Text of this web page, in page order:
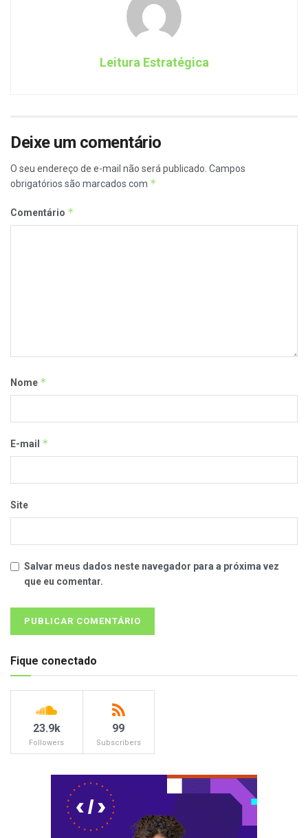
Leitura Estratégica
Deixe um comentário
O seu endereço de e-mail não será publicado. Campos
obrigatórios são marcados com *
Comentário *
Nome *
E-mail *
Site
Salvar meus dados neste navegador para a próxima vez
que eu comentar.
Fique conectado
23.9k
Followers
99
Subscribers